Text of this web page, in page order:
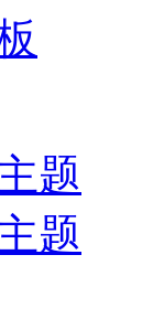
题
题